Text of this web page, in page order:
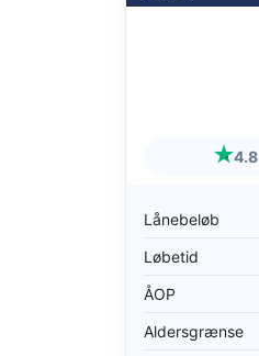
4.8
Lånebeløb
Løbetid
ÅOP
Aldersgrænse